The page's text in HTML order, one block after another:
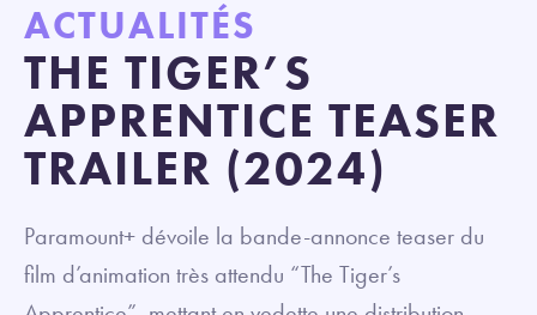
ACTUALITÉS
THE TIGER’S
APPRENTICE TEASER
TRAILER (2024)
Paramount+ dévoile la bande-annonce teaser du
film d’animation très attendu “The Tiger’s